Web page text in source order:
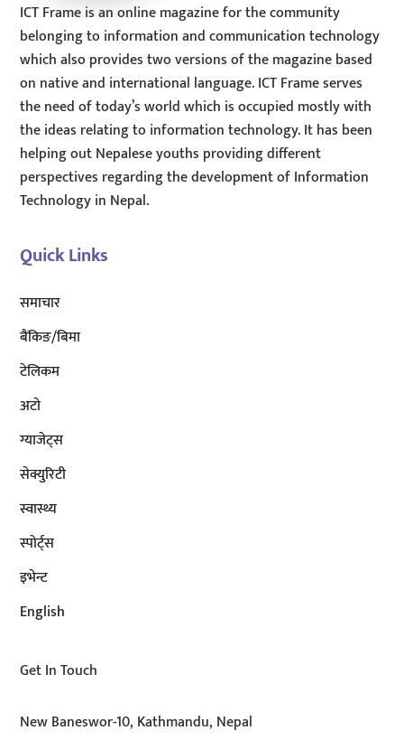
ICT Frame is an online magazine for the community
belonging to information and communication technology
which also provides two versions of the magazine based
on native and international language. ICT Frame serves
the need of today’s world which is occupied mostly with
the ideas relating to information technology. It has been
helping out Nepalese youths providing different
perspectives regarding the development of Information
Technology in Nepal.
Quick Links
समाचार
बैंकिङ/बिमा
टेलिकम
अटाे
ग्याजेट्स
सेक्युरिटी
स्वास्थ्य
स्पोर्ट्स
इभेन्ट
English
Get In Touch
New Baneswor-10, Kathmandu, Nepal